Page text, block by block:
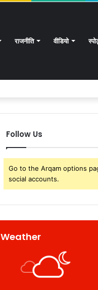
राजनीति वीडियो
Follow Us
Go to the Arqam options
social accounts.
Weather